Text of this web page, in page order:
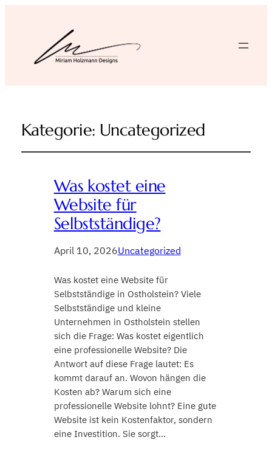
Kategorie: Uncategorized
Was kostet eine
Website für
Selbstständige?
April 10, 2026Uncategorized
Was kostet eine Website für
Selbstständige in Ostholstein? Viele
Selbstständige und kleine
Unternehmen in Ostholstein stellen
sich die Frage: Was kostet eigentlich
eine professionelle Website? Die
Antwort auf diese Frage lautet: Es
kommt darauf an. Wovon hängen die
Kosten ab? Warum sich eine
professionelle Website lohnt? Eine gute
Website ist kein Kostenfaktor, sondern
eine Investition. Sie sorgt…